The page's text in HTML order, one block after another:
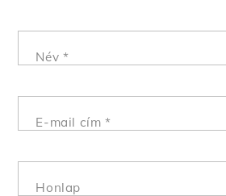
Név *
E-mail cím*
Honlap